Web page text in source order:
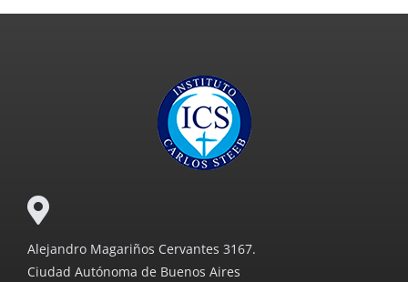
Alejandro Magariños Cervantes 3167.
Ciudad Autónoma de Buenos Aires